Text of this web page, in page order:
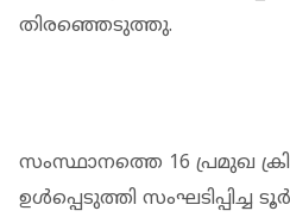
തിരഞ്ഞെടുത്തു.
സംസ്ഥാനത്തെ 16 പ്രമുഖ
ഉൾപ്പെടുത്തി